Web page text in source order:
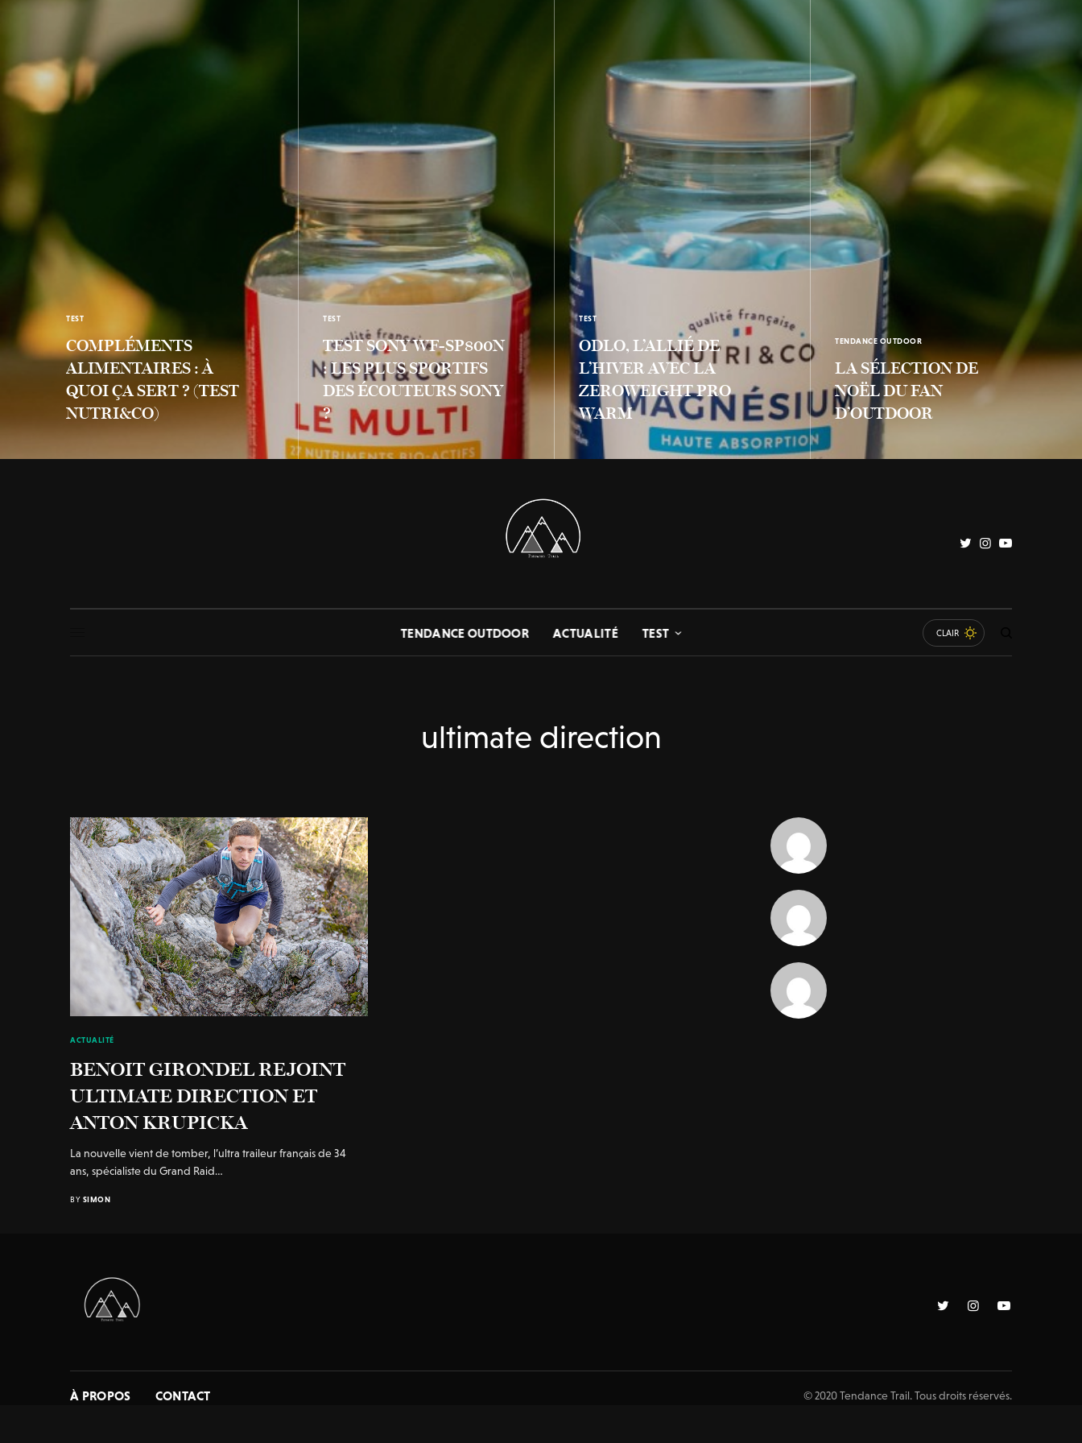
TEST
COMPLÉMENTS
ALIMENTAIRES : À
QUOI ÇA SERT ? (TEST
NUTRI&CO)
TEST
TEST SONY WF-SP800N
: LES PLUS SPORTIFS
DES ÉCOUTEURS SONY
?
LIRE PLUS
TEST
ODLO, L’ALLIÉ DE
L’HIVER AVEC LA
ZEROWEIGHT PRO
WARM
LIRE PLUS
TENDANCE OUTDOOR
LA SÉLECTION DE
NOËL DU FAN
D’OUTDOOR
TENDANCE OUTDOOR ACTUALITÉ TEST CLAIR
ultimate direction
ACTUALITÉ
BENOIT GIRONDEL REJOINT
ULTIMATE DIRECTION ET
ANTON KRUPICKA
La nouvelle vient de tomber, l’ultra traileur français de 34
ans, spécialiste du Grand Raid…
BY SIMON
À PROPOS CONTACT © 2020 Tendance Trail. Tous droits réservés.